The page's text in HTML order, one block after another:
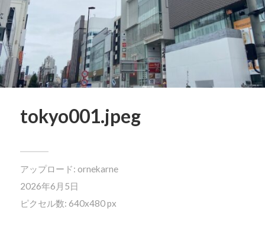
tokyo001.jpeg
アップロード: ornekarne
2026年6月5日
ピクセル数: 640x480 px